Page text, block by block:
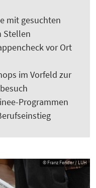
mit gesuchten
Stellen
vor Ort
im Vorfeld zur
Programmen
© Franz Fender / LUH